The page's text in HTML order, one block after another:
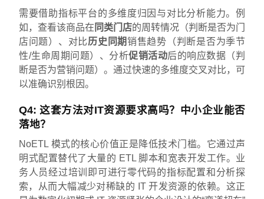
需要借助指标平台的多维度归因与对比分析能力。例
如，查看该商品在 同类门店的周转情况（判断是否为门
店问题）、对比历史同期销售趋势（判断是否为季节
性/生命周期问题）、分析促销活动后的响应数据（判
断是否为营销问题）。通过快速的多维度交叉对比，可
以准确识别根因。
Q4: 这套方法对IT资源要求高吗？中小企业能否
落地？
NoETL 模式的核心价值正是降低技术门槛。它通过声
明式配置替代了大量的 ETL 脚本和宽表开发工作。业
务人员经过培训即可进行零代码的指标配置和分析探
索，从而大幅减少对稀缺的 IT 开发资源的依赖。这正